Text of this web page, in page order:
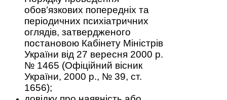
обов’язкових попередніх та
періодичних психіатричних
оглядів, затвердженого
постановою Кабінету Міністрів
України від 27 вересня 2000 р.
№ 1465 (Офіційний вісник
України, 2000 р., № 39, ст.
1656);